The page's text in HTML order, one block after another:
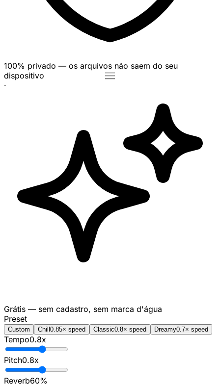
100% privado — os arquivos não saem do seu
dispositivo
·
Grátis — sem cadastro, sem marca d'água
Preset
Custom Chill 0.85× speed Classic0.8× speed Dreamy0.7× speed
Tempo0.8x
Pitch0.8x
Reverb60%